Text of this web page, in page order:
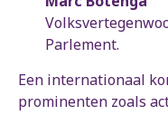
Parlement.
Een internationaal
prominenten zoals